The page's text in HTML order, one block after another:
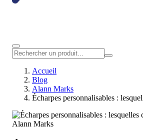
Accueil
Blog
Alann Marks
Écharpes personnalisables :
Alann Marks